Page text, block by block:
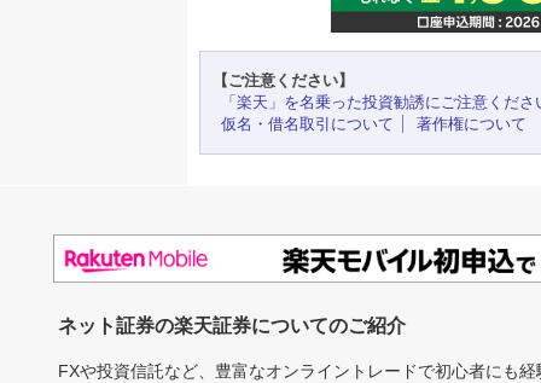
【ご注意ください】
「楽天」を名乗った投資勧誘にご注意くださ
仮名・借名取引について
著作権について
ネット証券の楽天証券についてのご紹介
FXや投資信託など、豊富なオンライントレードで初心者にも